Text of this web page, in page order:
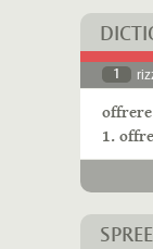
1
offrere
1.